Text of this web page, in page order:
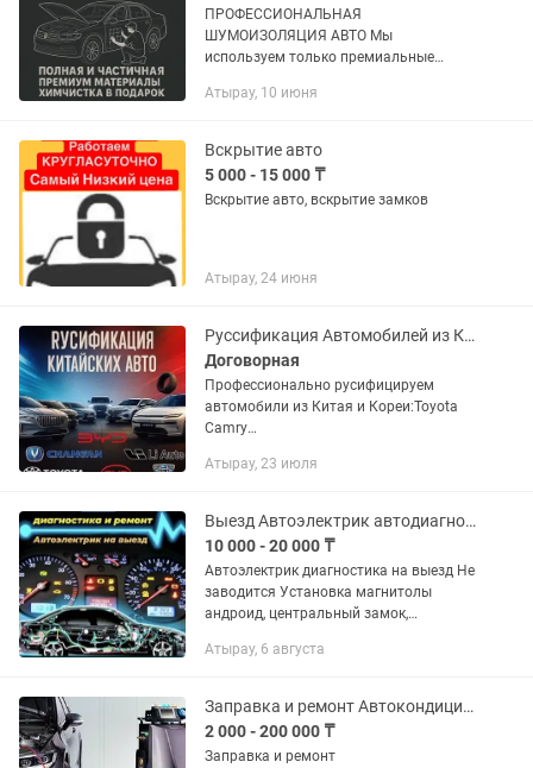
ПРОФЕССИОНАЛЬНАЯ
ШУМОИЗОЛЯЦИЯ АВТО Мы
используем только премиальные
технологии установки. • Полная или
Атырау, 10 июня
Вскрытие авто
5 000 - 15 000 ₸
Вскрытие авто, вскрытие замков
Атырау, 24 июня
Руссификация Автомобилей из Китая,Америки и Кореи
Договорная
Профессионально русифицируем
автомобили из Китая и Кореи:Toyota
Camry
Kia,Hyundai и другие.
полностью на русском -Установка...
Атырау, 23 июля
Выезд Автоэлектрик автодиагностика
10 000 - 20 000 ₸
Автоэлектрик диагностика на выезд Не
заводится Установка магнитолы
андроид, центральный замок,
топливного давления
Атырау, 6 августа
Заправка и ремонт Автокондиционеров!
2 000 - 200 000 ₸
Заправка и ремонт